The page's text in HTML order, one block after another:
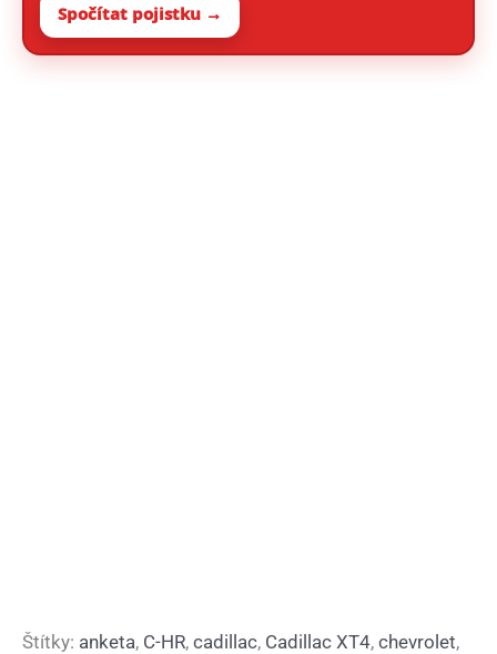
Spočítat pojistku →
Štítky: anketa, C-HR, cadillac, Cadillac XT4, chevrolet,